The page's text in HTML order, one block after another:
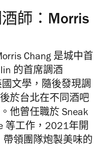
師：Morris
Chang 是城中首
的首席調酒
文學，隨後發現調
於台北在不同酒吧
他曾任職於 Sneak
等工作， 2021年開
帶領團隊炮製美味的